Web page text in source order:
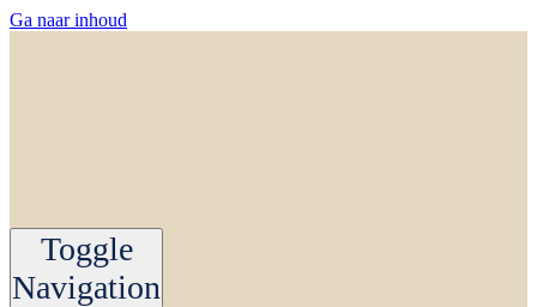
Ga naar inhoud
Toggle
Navigation